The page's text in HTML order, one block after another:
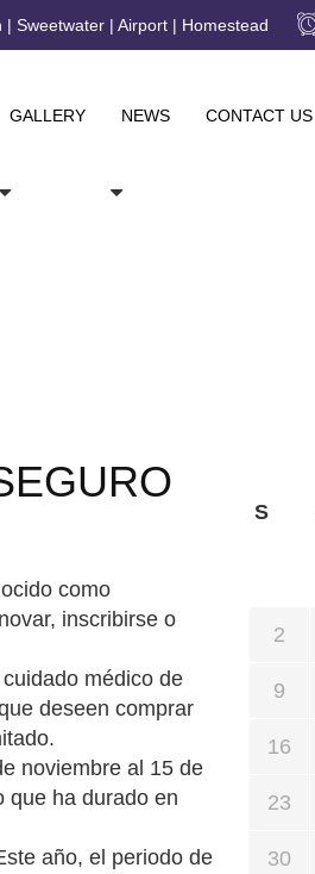
| Sweetwater | Airport | Homestead
GALLERY NEWS CONTACT US
como
inscribirse o
médico de
deseen comprar
noviembre al 15 de
que ha durado en
año, el periodo de
S
2
9
16
23
30